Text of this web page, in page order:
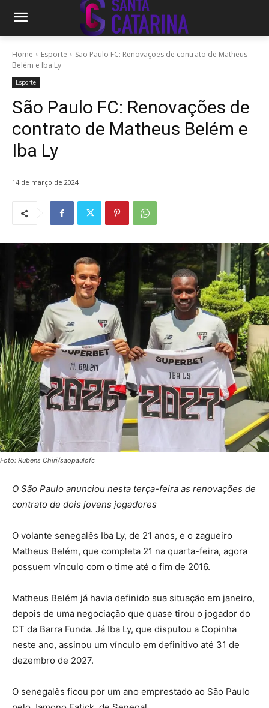
Home Esporte
São Paulo FC: Renovações de contrato de Matheus
Belém e Iba Ly
Esporte
São Paulo FC: Renovações de
contrato de Matheus Belém e
Iba Ly
14 de março de 2024
Foto: Rubens Chiri/saopaulofc
O São Paulo anunciou nesta terça-feira as renovações de
contrato de dois jovens jogadores
O volante senegalês Iba Ly, de 21 anos, e o zagueiro
Matheus Belém, que completa 21 na quarta-feira, agora
possuem vínculo com o time até o fim de 2016.
Matheus Belém já havia definido sua situação em janeiro,
depois de uma negociação que quase tirou o jogador do
CT da Barra Funda. Já Iba Ly, que disputou a Copinha
neste ano, assinou um vínculo em definitivo até 31 de
dezembro de 2027.
O senegalês ficou por um ano emprestado ao São Paulo